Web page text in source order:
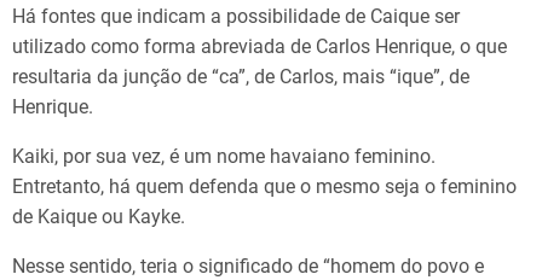
Há fontes que indicam a possibilidade de Caique ser
utilizado como forma abreviada de Carlos Henrique, o que
resultaria da junção de “ca”, de Carlos, mais “ique”, de
Henrique.
Kaiki, por sua vez, é um nome havaiano feminino.
Entretanto, há quem defenda que o mesmo seja o feminino
de Kaique ou Kayke.
Nesse sentido, teria o significado de “homem do povo e